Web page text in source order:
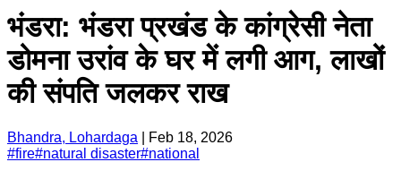
भंडरा: भंडरा प्रखंड के कांग्रेसी नेता
डोमना उरांव के घर में लगी आग, लाखों
की संपति जलकर राख
Bhandra, Lohardaga
Feb 18, 2026
#fire#natural disaster#national